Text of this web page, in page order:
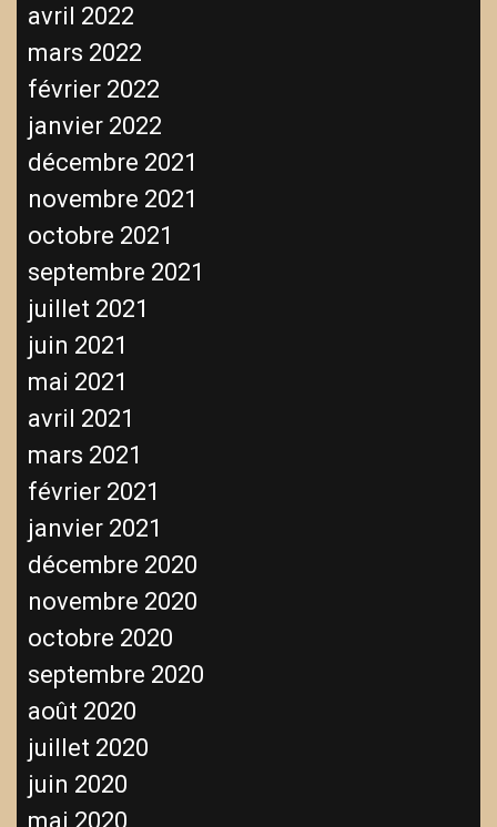
avril 2022
mars 2022
février 2022
janvier 2022
décembre 2021
novembre 2021
octobre 2021
septembre 2021
juillet 2021
juin 2021
mai 2021
avril 2021
mars 2021
février 2021
janvier 2021
décembre 2020
novembre 2020
octobre 2020
septembre 2020
août 2020
juillet 2020
juin 2020
mai 2020